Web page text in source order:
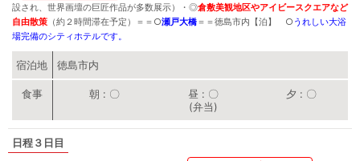
設され、世界画壇の巨匠作品が多数展示）・ ◎倉敷美観地区やアイビースクエアなど
自由散策 （約２時間滞在予定）＝＝ ○瀬戸大橋＝＝徳島市内【泊】 ○ うれしい大浴
場完備のシティホテルです。
宿泊地 徳島市内
朝 〇 昼
〇
(弁当)
夕 〇
３日目